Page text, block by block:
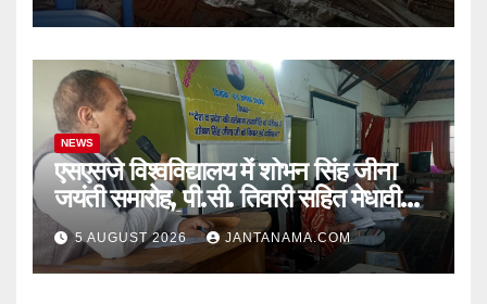
NEWS
एसएसजे विश्वविद्यालय में शोभन सिंह जीना
जयंती समारोह, पी.सी. तिवारी सहित मेधावी
छात्र हुए सम्मानित
5 AUGUST 2026 JANTANAMA.COM